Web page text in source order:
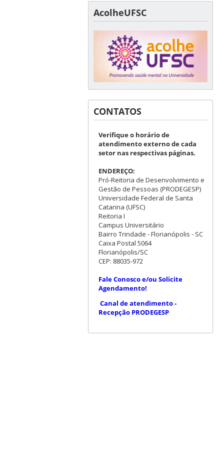
AcolheUFSC
CONTATOS
Verifique o horário de
atendimento externo de cada
setor nas respectivas páginas.
ENDEREÇO:
Pró-Reitoria de Desenvolvimento e
Gestão de Pessoas (PRODEGESP)
Universidade Federal de Santa
Catarina (UFSC)
Reitoria I
Campus Universitário
Bairro Trindade - Florianópolis - SC
Caixa Postal 5064
Florianópolis/SC
CEP: 88035-972
Fale Conosco e/ou Solicite
Agendamento!
Canal de atendimento -
Recepção PRODEGESP